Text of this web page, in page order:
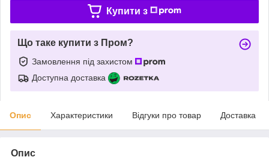
Купити з
Що таке купити з Пром?
Замовлення під захистом
Доступна доставка
Опис Характеристики Відгуки про товар Доставка
Опис